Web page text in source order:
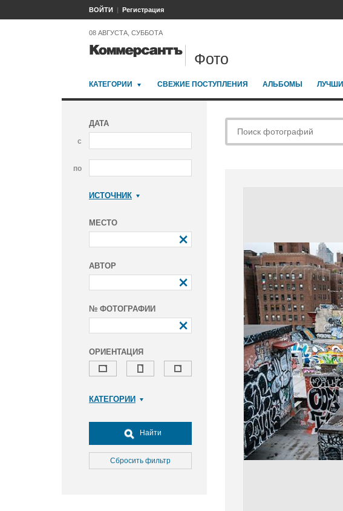
ВОЙТИ Регистрация
08 АВГУСТА, СУББОТА
Фото
КАТЕГОРИИ СВЕЖИЕ ПОСТУПЛЕНИЯ АЛЬБОМЫ
ДАТА
с
по
ИСТОЧНИК
МЕСТО
АВТОР
№ ФОТОГРАФИИ
ОРИЕНТАЦИЯ
КАТЕГОРИИ
Досуг, туризм и отдых
Культура
Медицина
Найти
Сбросить фильтр